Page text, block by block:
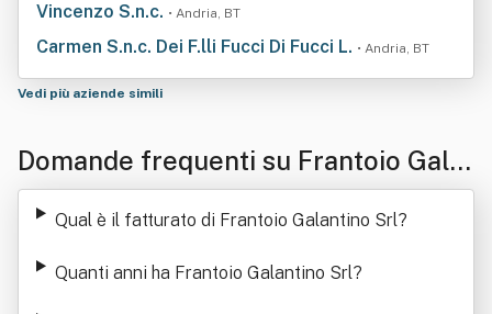
Vincenzo S.n.c. • Andria, BT
Carmen S.n.c. Dei F.lli Fucci Di Fucci L. • Andria, BT
Vedi più aziende simili
Domande frequenti su Frantoio Gala
ntino Srl
Qual è il fatturato di Frantoio Galantino Srl?
Quanti anni ha Frantoio Galantino Srl?